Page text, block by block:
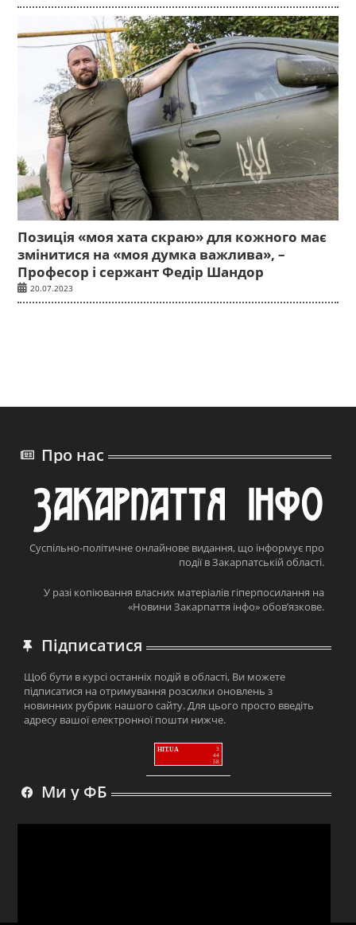
Позиція «моя хата скраю» для кожного має
змінитися на «моя думка важлива», –
Професор і сержант Федір Шандор
20.07.2023
Про нас
Суспільно-політичне онлайнове видання, що інформує про
події в Закарпатській області.
У разі копіювання власних матеріалів гіперпосилання на
«Новини Закарпаття інфо» обов’язкове.
Підписатися
Щоб бути в курсі останніх подій в області, Ви можете
підписатися на отримування розсилки оновлень з
новинних рубрик нашого сайту. Для цього просто введіть
адресу вашої електронної пошти нижче.
HIT.UA
3
44
58
Ми у ФБ